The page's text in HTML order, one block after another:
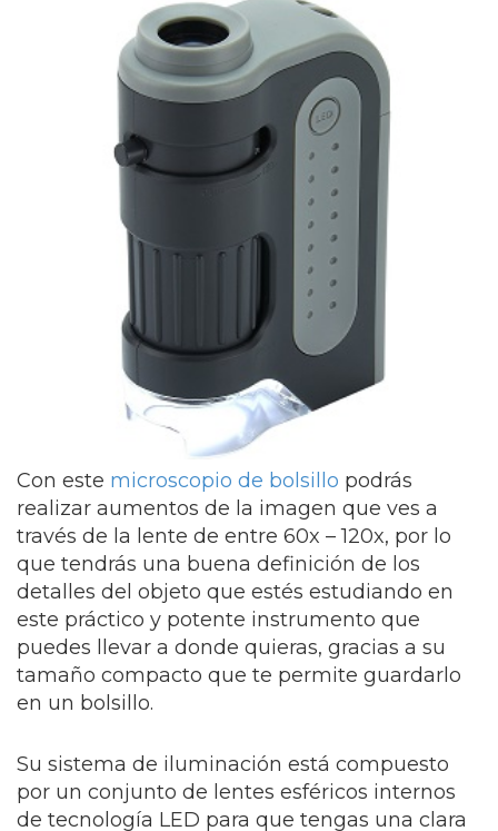
Con este microscopio de bolsillo podrás
realizar aumentos de la imagen que ves a
través de la lente de entre 60x – 120x, por lo
que tendrás una buena definición de los
detalles del objeto que estés estudiando en
este práctico y potente instrumento que
puedes llevar a donde quieras, gracias a su
tamaño compacto que te permite guardarlo
en un bolsillo.
Su sistema de iluminación está compuesto
por un conjunto de lentes esféricos internos
de tecnología LED para que tengas una clara